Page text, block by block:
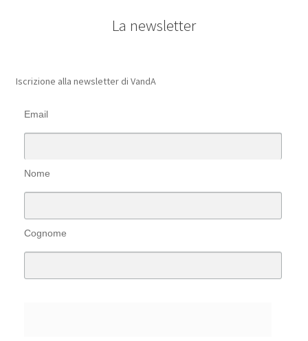
La newsletter
Iscrizione alla newsletter di VandA
Email
Nome
Cognome